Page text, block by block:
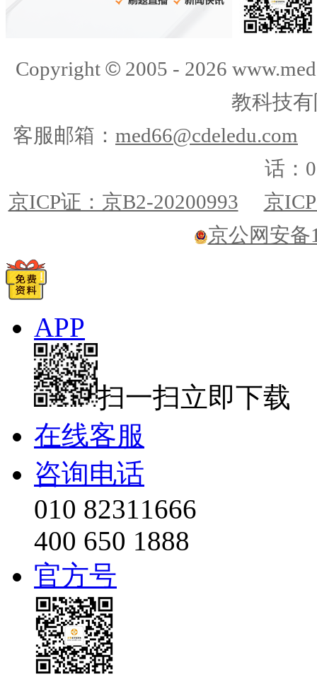
Copyright ©2005 - 2026
教科技
客服邮箱： med66@cdeledu.com
话：
京ICP证：京B2-20200993
京
京公网安备
APP
扫一扫立即下载
在线客服
咨询电话
010 82311666
400 650 1888
官方号